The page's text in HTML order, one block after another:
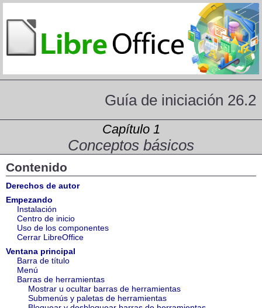
Guía de iniciación 26.2
Capítulo 1
Conceptos básicos
Contenido
Derechos de autor
Empezando
Instalación
Centro de inicio
Uso de los componentes
Cerrar LibreOffice
Ventana principal
Barra de título
Menú
Barras de herramientas
Mostrar u ocultar barras de herramientas
Submenús y paletas de herramientas